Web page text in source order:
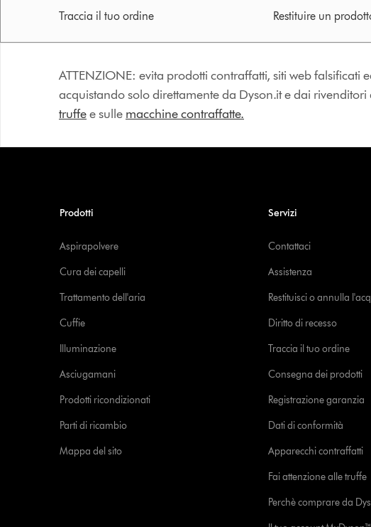
Traccia il tuo ordine Restituire un
ATTENZIONE: evita prodotti contraffatti, siti web falsificati
acquistando solo direttamente da Dyson.it e dai rivenditori
truffee sulle macchine contraffatte.
Prodotti
Aspirapolvere
Cura dei capelli
Trattamento dell'aria
Cuffie
Illuminazione
Asciugamani
Prodotti ricondizionati
Parti di ricambio
Mappa del sito
Servizi
Contattaci
Assistenza
Restituisci o annulla
Diritto di recesso
Traccia il tuo ordine
Consegna dei prodotti
Registrazione garanzia
Dati di conformità
Apparecchi contraffatti
Fai attenzione alle truffe
Perchè comprare da